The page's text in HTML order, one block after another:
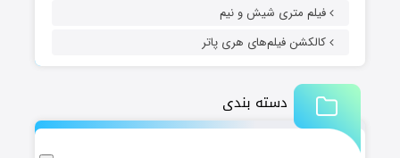
فیلم متری شیش و نیم
کالکشن فیلم‌های هری پاتر
دسته بندی